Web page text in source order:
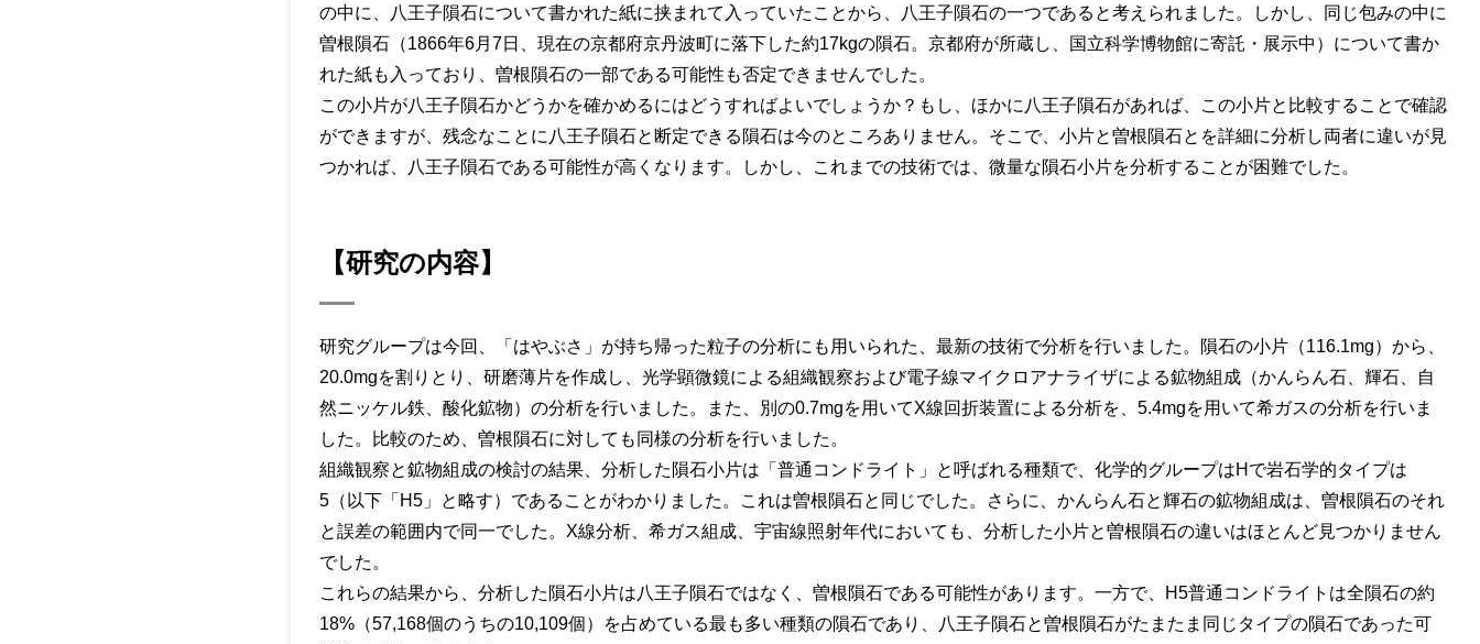
の中に、八王子隕石について書かれた紙に挟まれて入っていたことから、八王子隕石の一つであると考えられました。しかし、同じ包みの中に
曽根隕石（1866年6月7日、現在の京都府京丹波町に落下した約17kgの隕石。京都府が所蔵し、国立科学博物館に寄託・展示中）について書か
れた紙も入っており、曽根隕石の一部である可能性も否定できませんでした。
この小片が八王子隕石かどうかを確かめるにはどうすればよいでしょうか？もし、ほかに八王子隕石があれば、この小片と比較することで確認
ができますが、残念なことに八王子隕石と断定できる隕石は今のところありません。そこで、小片と曽根隕石とを詳細に分析し両者に違いが見
つかれば、八王子隕石である可能性が高くなります。しかし、これまでの技術では、微量な隕石小片を分析することが困難でした。
【研究の内容】
研究グループは今回、「はやぶさ」が持ち帰った粒子の分析にも用いられた、最新の技術で分析を行いました。隕石の小片（116.1mg）から、
20.0mgを割りとり、研磨薄片を作成し、光学顕微鏡による組織観察および電子線マイクロアナライザによる鉱物組成（かんらん石、輝石、自
然ニッケル鉄、酸化鉱物）の分析を行いました。また、別の0.7mgを用いてX線回折装置による分析を、5.4mgを用いて希ガスの分析を行いま
した。比較のため、曽根隕石に対しても同様の分析を行いました。
組織観察と鉱物組成の検討の結果、分析した隕石小片は「普通コンドライト」と呼ばれる種類で、化学的グループはHで岩石学的タイプは
5（以下「H5」と略す）であることがわかりました。これは曽根隕石と同じでした。さらに、かんらん石と輝石の鉱物組成は、曽根隕石のそれ
と誤差の範囲内で同一でした。X線分析、希ガス組成、宇宙線照射年代においても、分析した小片と曽根隕石の違いはほとんど見つかりません
でした。
これらの結果から、分析した隕石小片は八王子隕石ではなく、曽根隕石である可能性があります。一方で、H5普通コンドライトは全隕石の約
18%（57,168個のうちの10,109個）を占めている最も多い種類の隕石であり、八王子隕石と曽根隕石がたまたま同じタイプの隕石であった可